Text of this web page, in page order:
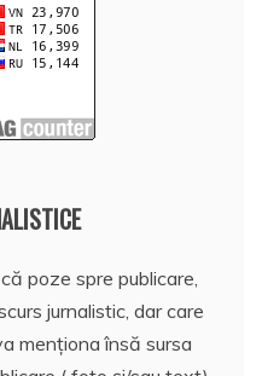
poze spre publicare,
jurnalistic, dar care
menționa însă sursa